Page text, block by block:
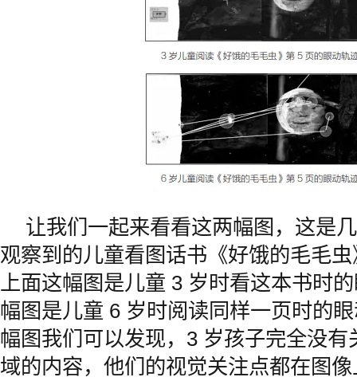
让我们一起来看看这两幅图，这是
观察到的儿童看图话书《好饿的毛毛
上面这幅图是儿童 3 岁时看这本书时
幅图是儿童 6 岁时阅读同样一页时的
幅图我们可以发现，3 岁孩子完全没有
域的内容，他们的视觉关注点都在图